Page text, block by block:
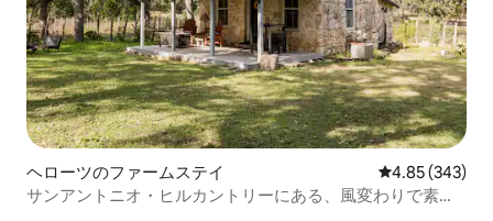
ヘローツのファームステイ レビュー343
4.85 (343)
サンアントニオ・ヒルカントリーにある、風変わりで素朴